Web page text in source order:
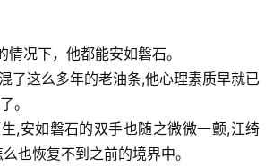
情况下，他都能安如磐石。
了这么多年的老油条,他心理素质早就已
。
,安如磐石的双手也随之微微一颤,江绮
也恢复不到之前的境界中。